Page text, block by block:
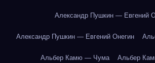
Александр Пушкин — Евгений
Александр Пушкин — Евгений Онегин
Альбер Камю — Чума Альбер